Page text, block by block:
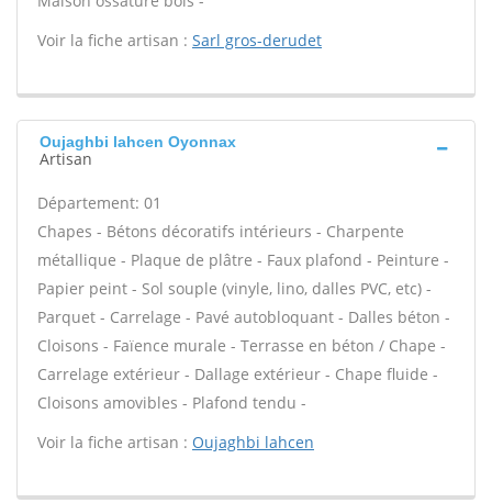
Voir la fiche artisan : Sarl gros-derudet
Oujaghbi lahcen Oyonnax
Artisan
Département: 01
Chapes - Bétons décoratifs intérieurs - Charpente
métallique - Plaque de plâtre - Faux plafond - Peinture -
Papier peint - Sol souple (vinyle, lino, dalles PVC, etc) -
Parquet - Carrelage - Pavé autobloquant - Dalles béton -
Cloisons - Faïence murale - Terrasse en béton / Chape -
Carrelage extérieur - Dallage extérieur - Chape fluide -
Cloisons amovibles - Plafond tendu -
Voir la fiche artisan : Oujaghbi lahcen